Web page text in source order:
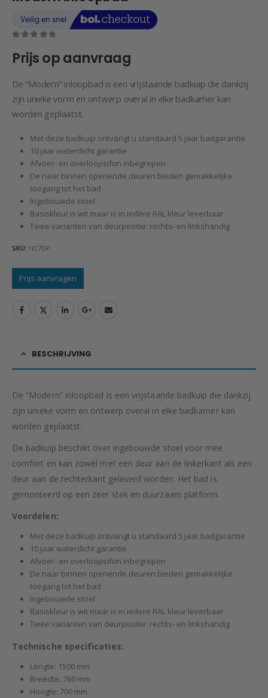
Prijs op aanvraag
De “Modern” inloopbad is een vrijstaande badkuip die dankzij
zijn unieke vorm en ontwerp overal in elke badkamer kan
worden geplaatst.
Met deze badkuip ontvangt u standaard 5 jaar badgarantie
10 jaar waterdicht garantie
Afvoer- en overloopsifon inbegrepen
De naar binnen openende deuren bieden gemakkelijke
toegang tot het bad
Ingebouwde stoel
Basiskleur is wit maar is in iedere RAL kleur leverbaar
Twee varianten van deurpositie: rechts- en linkshandig
SKU: HC7DP
Prijs aanvragen
BESCHRIJVING
De “Modern” inloopbad is een vrijstaande badkuip die dankzij
zijn unieke vorm en ontwerp overal in elke badkamer kan
worden geplaatst.
De badkuip beschikt over ingebouwde stoel voor mee
comfort en kan zowel met een deur aan de linkerkant als een
deur aan de rechterkant geleverd worden. Het bad is
gemonteerd op een zeer stek en duurzaam platform.
Voordelen:
Met deze badkuip ontvangt u standaard 5 jaar badgarantie
10 jaar waterdicht garantie
Afvoer- en overloopsifon inbegrepen
De naar binnen openende deuren bieden gemakkelijke
toegang tot het bad
Ingebouwde stoel
Basiskleur is wit maar is in iedere RAL kleur leverbaar
Twee varianten van deurpositie: rechts- en linkshandig
Technische specificaties:
Lengte: 1500 mm
Breedte: 760 mm
Hoogte: 700 mm